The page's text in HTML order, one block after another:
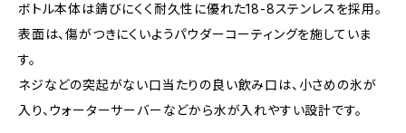
ボトル本体は錆びにくく耐久性に優れた18-8ステンレスを採用。
表面は、傷がつきにくいようパウダーコーティングを施していま
す。
ネジなどの突起がない口当たりの良い飲み口は、小さめの氷が
入り、ウォーターサーバーなどから水が入れやすい設計です。